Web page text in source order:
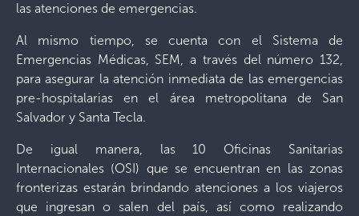
las atenciones de emergencias.
Al mismo tiempo, se cuenta con el Sistema de
Emergencias Médicas, SEM, a través del número 132,
para asegurar la atención inmediata de las emergencias
pre-hospitalarias en el área metropolitana de San
Salvador y Santa Tecla.
De igual manera, las 10 Oficinas Sanitarias
Internacionales (OSI) que se encuentran en las zonas
fronterizas estarán brindando atenciones a los viajeros
que ingresan o salen del país, así como realizando